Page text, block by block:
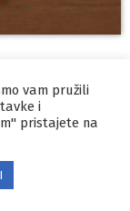
vam pružili
i
pristajete na